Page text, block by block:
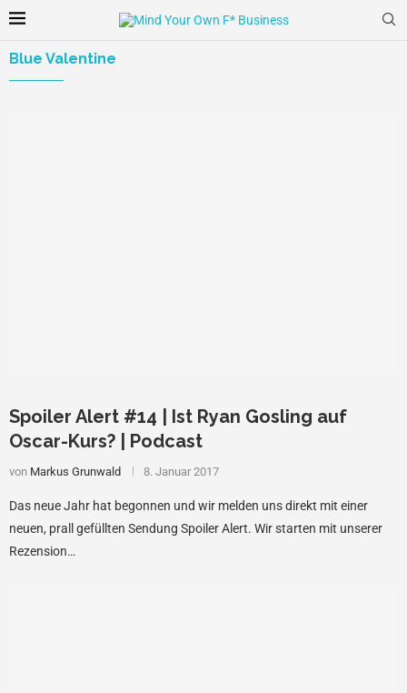
Blue Valentine
Spoiler Alert #14 | Ist Ryan Gosling auf
Oscar-Kurs? | Podcast
von Markus Grunwald 8. Januar 2017
Das neue Jahr hat begonnen und wir melden uns direkt mit einer
neuen, prall gefüllten Sendung Spoiler Alert. Wir starten mit unserer
Rezension…